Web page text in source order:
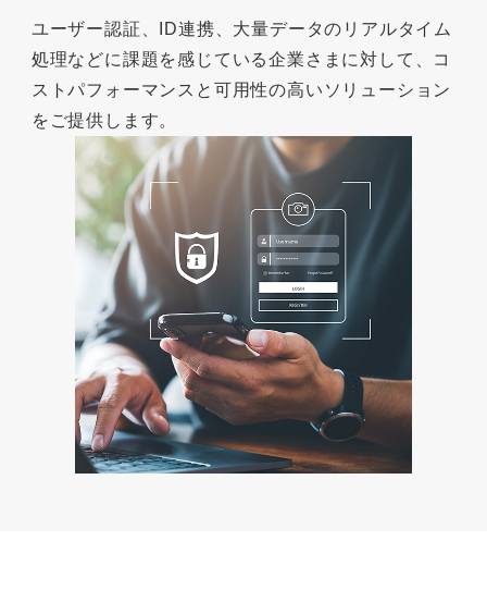
ユーザー認証、ID連携、大量データのリアルタイム
処理などに課題を感じている企業さまに対して、コ
ストパフォーマンスと可用性の高いソリューション
をご提供します。